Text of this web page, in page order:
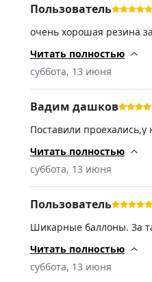
Пользователь
очень хорошая резина
Читать полностью
суббота, 13 июня
Вадим дашков
Поставили
Читать полностью
суббота, 13 июня
Пользователь
Шикарные баллоны. За
Читать полностью
суббота, 13 июня